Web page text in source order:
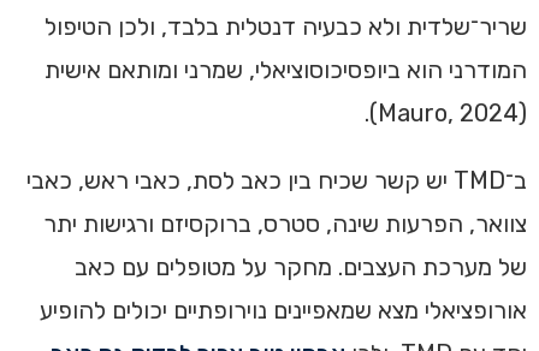
שריר־שלדית ולא כבעיה דנטלית בלבד, ולכן הטיפול
המודרני הוא ביופסיכוסוציאלי, שמרני ומותאם אישית
(Mauro, 2024).
ב־TMD יש קשר שכיח בין כאב לסת, כאבי ראש, כאבי
צוואר, הפרעות שינה, סטרס, ברוקסיזם ורגישות יתר
של מערכת העצבים. מחקר על מטופלים עם כאב
אורופציאלי מצא שמאפיינים נוירופתיים יכולים להופיע